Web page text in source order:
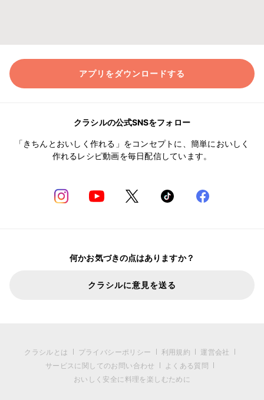
アプリをダウンロードする
クラシルの公式SNSをフォロー
「きちんとおいしく作れる」をコンセプトに、簡単においしく
作れるレシピ動画を毎日配信しています。
何かお気づきの点はありますか？
クラシルに意見を送る
クラシルとは プライバシーポリシー 利用規約
運営会社
サービスに関してのお問い合わせ
よくある質問
おいしく安全に料理を楽しむために